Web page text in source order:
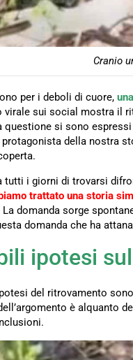
Cranio
per i deboli di cuore,
virale sui social mostra il
questione si sono
della nostra
tutti i giorni di trovarsi
trattato una storia
domanda sorge
domanda che ha
ipotesi
del ritrovamento
è alquanto